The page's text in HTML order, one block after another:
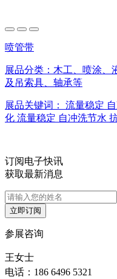
喷管带
展品分类： 木工、喷涂、
及吊索具、轴承等
展品关键词： 流量稳定
化 流量稳定 自冲洗节水
订阅电子快讯
获取最新消息
立即订阅
参展咨询
王女士
电话：186 6496 5321